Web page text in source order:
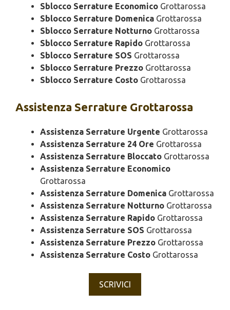
Sblocco Serrature Economico Grottarossa
Sblocco Serrature Domenica Grottarossa
Sblocco Serrature Notturno Grottarossa
Sblocco Serrature Rapido Grottarossa
Sblocco Serrature SOS Grottarossa
Sblocco Serrature Prezzo Grottarossa
Sblocco Serrature Costo Grottarossa
Assistenza Serrature Grottarossa
Assistenza Serrature Urgente Grottarossa
Assistenza Serrature 24 Ore Grottarossa
Assistenza Serrature Bloccato Grottarossa
Assistenza Serrature Economico
Grottarossa
Assistenza Serrature Domenica Grottarossa
Assistenza Serrature Notturno Grottarossa
Assistenza Serrature Rapido Grottarossa
Assistenza Serrature SOS Grottarossa
Assistenza Serrature Prezzo Grottarossa
Assistenza Serrature Costo Grottarossa
SCRIVICI